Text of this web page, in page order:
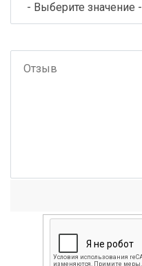
- Выберите значение -